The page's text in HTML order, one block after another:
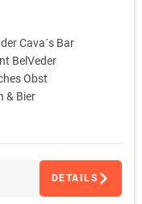
Cava´s Bar
BelVeder
Obst
& Bier
DETAILS